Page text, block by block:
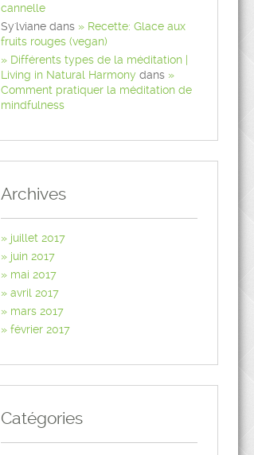
cannelle
Sy'lvianedans
Recette: Glace aux
fruits rouges (vegan)
Différents types de la méditation |
Living in Natural Harmony dans
Comment pratiquer la méditation de
mindfulness
Archives
juillet 2017
juin 2017
mai 2017
avril 2017
mars 2017
février 2017
Catégories